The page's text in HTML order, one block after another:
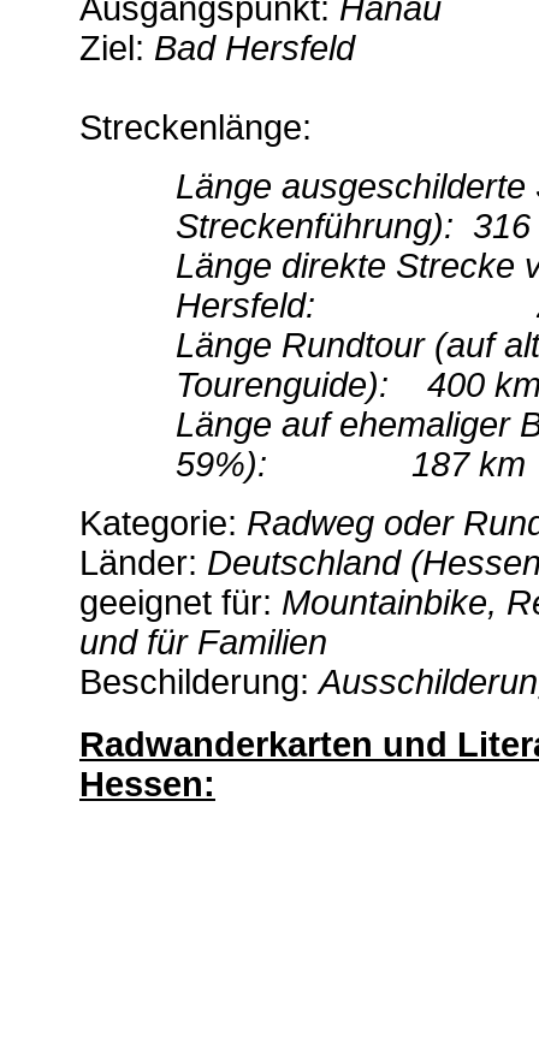
Ausgangspunkt: Hanau
Ziel: Bad Hersfeld
Streckenlänge:
Länge
Streckenführung): 316
Länge direkte Strecke
Hersfeld:
Länge Rundtour (auf
Tourenguide): 400
Länge auf ehemaliger
59%): 187 km
Kategorie: Radweg oder
Länder: Deutschland
geeignet für: Mountainbike,
und für Familien
Beschilderung:
Radwanderkarten und
Hessen: